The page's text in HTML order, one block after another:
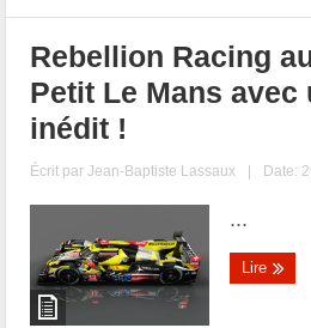
Rebellion Racing
Petit Le Mans avec
inédit !
Écrit parJean-Baptiste Lassaux | Date:
...
Lire